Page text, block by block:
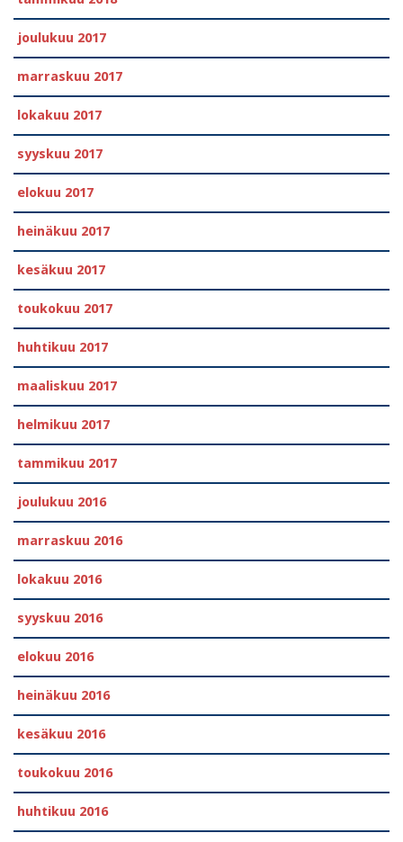
joulukuu 2017
marraskuu 2017
lokakuu 2017
syyskuu 2017
elokuu 2017
heinäkuu 2017
kesäkuu 2017
toukokuu 2017
huhtikuu 2017
maaliskuu 2017
helmikuu 2017
tammikuu 2017
joulukuu 2016
marraskuu 2016
lokakuu 2016
syyskuu 2016
elokuu 2016
heinäkuu 2016
kesäkuu 2016
toukokuu 2016
huhtikuu 2016